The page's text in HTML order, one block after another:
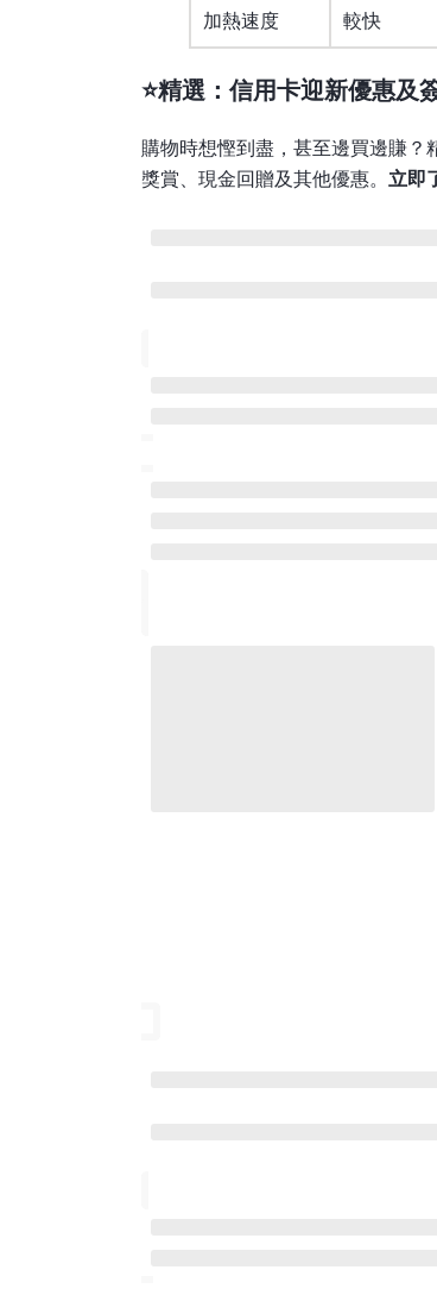
加熱速度 較快
⭐精選：信用卡迎新優惠及
購物時想慳到盡，甚至邊買邊賺？
獎賞、現金回贈及其他優惠。 立即